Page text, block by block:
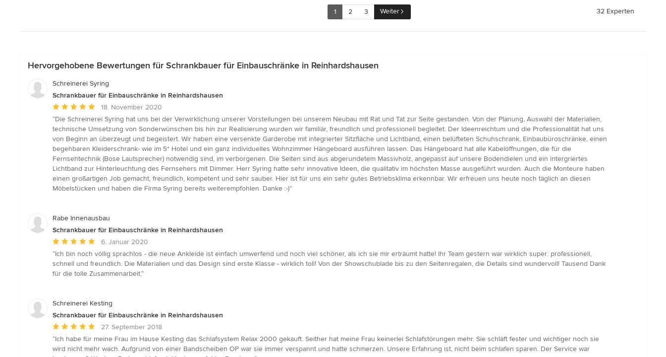
1 2 3 Weiter 32 Experten
Hervorgehobene Bewertungen für Schrankbauer für Einbauschränke in Reinhardshausen
Schreinerei Syring
Schrankbauer für Einbauschränke in Reinhardshausen
Durchschnittliche
Bewertung:
5
von
5
Sternen
18. November 2020
“Die Schreinerei Syring hat uns bei der Verwirklichung unserer Vorstellungen bei unserem Neubau mit Rat und Tat zur Seite gestanden. Von der Planung, Auswahl der Materialien,
technische Umsetzung von Sonderwünschen bis hin zur Realisierung wurden wir familiär, freundlich und professionell begleitet. Der Ideenreichtum und die Professionalität hat uns
von Beginn an überzeugt und begeistert. Wir haben eine versenkte Garderobe mit integrierter Sitzfläche und Lichtband, einen belüfteten Schuhschrank, Einbaubüroschränke, einen
begehbaren Kleiderschrank- wie im 5* Hotel und ein ganz individuelles Wohnzimmer Hängeboard ausführen lassen. Das Hängeboard hat alle Kabelöffnungen, die für die
Fernsehtechnik (Bose Lautsprecher) notwendig sind, im verborgenen. Die Seiten sind aus abgerundetem Massivholz, angepasst auf unsere Bodendielen und ein intergriertes
Lichtband zur Hinterleuchtung des Fernsehers mit Dimmer. Herr Syring hatte sehr innovative Ideen, die qualitativ im höchsten Masse ausgeführt wurden. Auch die Monteure haben
einen großartigen Job gemacht, freundlich, kompetent und sehr sauber. Hier ist für uns ein sehr gutes Betriebsklima erkennbar. Wir erfreuen uns heute noch täglich an diesen
Möbelstücken und haben die Firma Syring bereits weiterempfohlen. Danke :-)”
Rabe Innenausbau
Schrankbauer für Einbauschränke in Reinhardshausen
Durchschnittliche
Bewertung:
5
von
6. Januar 2020
“Ich bin noch völlig sprachlos - die neue Ankleide ist einfach umwerfend und noch viel schöner, als ich sie mir erträumt hatte! Ihr Team gestern war wirklich super: professionell,
schnell und freundlich. Die Materialien und das Design sind erste Klasse - wirklich toll! Von der Showschublade bis zu den Seitenregalen, die Details sind wundervoll! Tausend Dank
für die tolle Zusammenarbeit.”
Schreinerei Kesting
Schrankbauer für Einbauschränke in Reinhardshausen
Durchschnittliche
Bewertung:
5
27. September 2018
“Ich habe für meine Frau im Hause Kesting das Schlafsystem Relax 2000 gekauft. Seither hat meine Frau keinerlei Schlafstörungen mehr. Sie schläft fester und wichtiger noch sie
wird nicht mehr wach. Aufgrund von einer Bandscheiben OP war sie immer verspannt und hatte schmerzen. Unsere Erfahrung ist, nicht beim schlafen sparen. Der Service war